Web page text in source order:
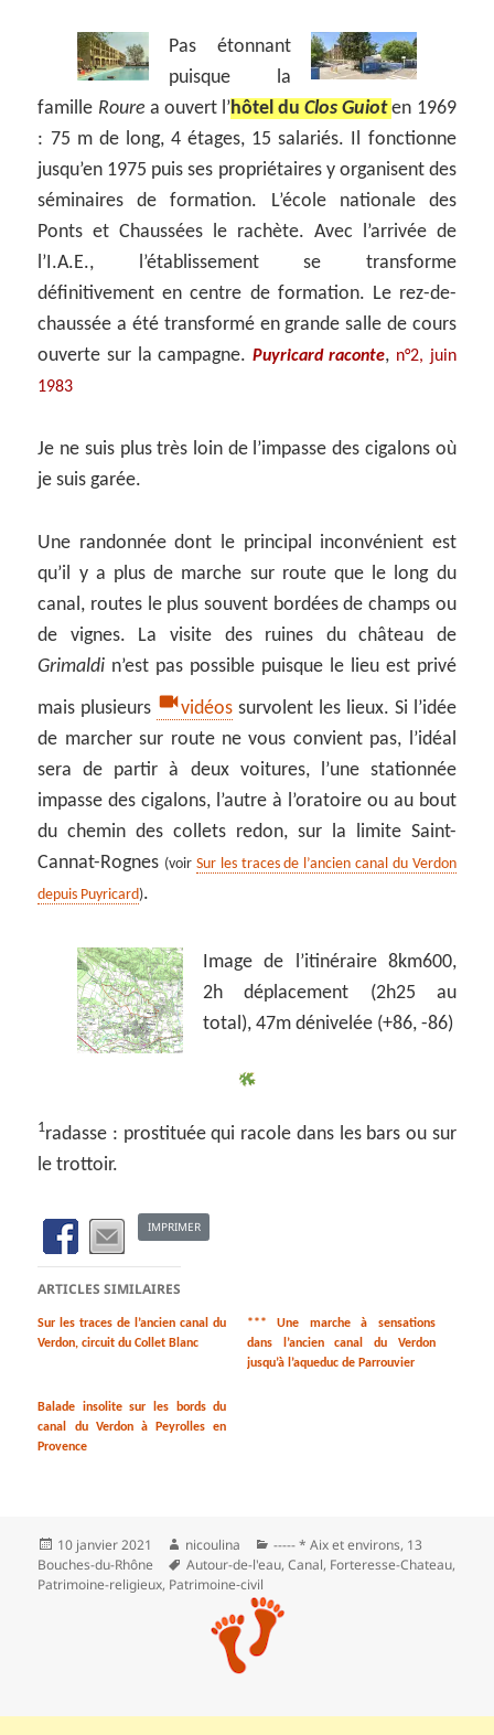
Pas étonnant
puisque la
famille Roure a ouvert l’hôtel duClos Guiot en 1969
: 75 m de long, 4 étages, 15 salariés. Il fonctionne
jusqu’en 1975 puis ses propriétaires y organisent des
séminaires de formation. L’école nationale des
Ponts et Chaussées le rachète. Avec l’arrivée de
l’I.A.E., l’établissement se transforme
définitivement en centre de formation. Le rez-de-
chaussée a été transformé en grande salle de cours
ouverte sur la campagne. Puyricard raconte, n°2, juin
1983
Je ne suis plus très loin de l’impasse des cigalons où
je suis garée.
Une randonnée dont le principal inconvénient est
qu’il y a plus de marche sur route que le long du
canal, routes le plus souvent bordées de champs ou
de vignes. La visite des ruines du château de
Grimaldi n’est pas possible puisque le lieu est privé
mais plusieurs
vidéos survolent les lieux. Si l’idée
de marcher sur route ne vous convient pas, l’idéal
sera de partir à deux voitures, l’une stationnée
impasse des cigalons, l’autre à l’oratoire ou au bout
du chemin des collets redon, sur la limite Saint-
Cannat-Rognes (voirSur les traces de l’ancien canal du Verdon
depuis Puyricard).
Image de l’itinéraire 8km600,
2h déplacement (2h25 au
total), 47m dénivelée (+86, -86)
1radasse : prostituée qui racole dans les bars ou sur
le trottoir.
IMPRIMER
ARTICLES SIMILAIRES
Sur les traces de l’ancien canal du
Verdon, circuit du Collet Blanc
*** Une marche à sensations
dans l’ancien canal du Verdon
jusqu’à l’aqueduc de Parrouvier
Balade insolite sur les bords du
canal du Verdon à Peyrolles en
Provence
Publié
le
10 janvier 2021 Auteur
nicoulina Catégories
----- * Aix et environs, 13
Bouches-du-Rhône
Mots-
clés
Autour-de-l'eau,Canal, Forteresse-Chateau,
Patrimoine-religieux, Patrimoine‑civil